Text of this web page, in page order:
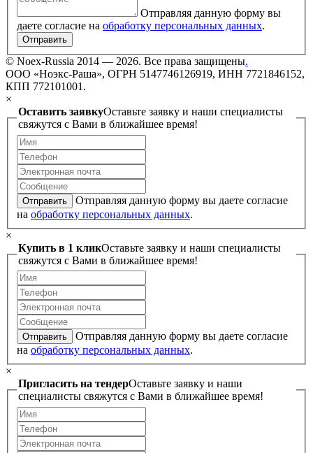
Отправляя данную форму вы
даете согласие на обработку персональных данных.
Отправить
© Noex-Russia 2014 — 2026. Все права защищены.
ООО «Ноэкс-Раша», ОГРН 5147746126919, ИНН 7721846152,
КПП 772101001.
×
Оставить заявкуОставьте заявку и наши специалисты
свяжутся с Вами в ближайшее время!
Отправить
Отправляя данную форму вы даете согласие
на обработку персональных данных.
×
Купить в 1 кликОставьте заявку и наши специалисты
свяжутся с Вами в ближайшее время!
Отправить
Отправляя данную форму вы даете согласие
на обработку персональных данных.
×
Пригласить на тендерОставьте заявку и наши
специалисты свяжутся с Вами в ближайшее время!